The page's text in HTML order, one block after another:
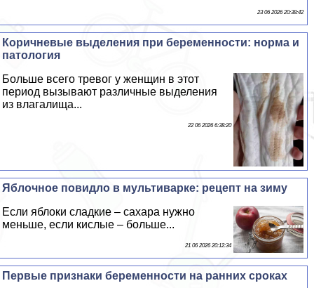
23 06 2026 20:38:42
Коричневые выделения при беременности: норма и
патология
Больше всего тревог у женщин в этот
период вызывают различные выделения
из влагалища...
22 06 2026 6:38:20
Яблочное повидло в мультиварке: рецепт на зиму
Если яблоки сладкие – сахара нужно
меньше, если кислые – больше...
21 06 2026 20:12:34
Первые признаки беременности на ранних сроках